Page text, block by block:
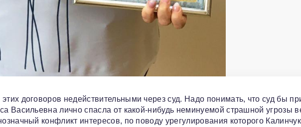
договоров недействительными через суд. Надо понимать, что суд бы
Васильевна лично спасла от какой-нибудь неминуемой страшной угрозы
конфликт интересов, по поводу урегулирования которого